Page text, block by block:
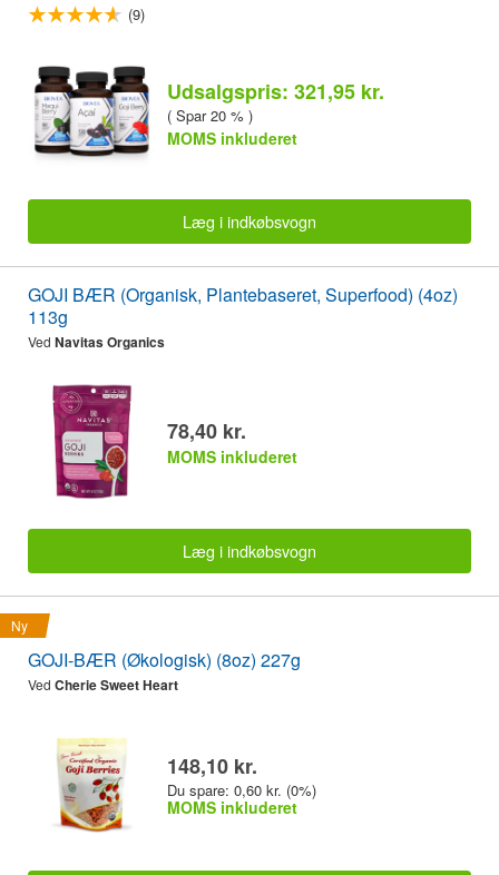
(9)
Udsalgspris: 321,95 kr.
( Spar 20 % )
MOMS inkluderet
Læg i indkøbsvogn
GOJI BÆR (Organisk, Plantebaseret, Superfood) (4oz)
113g
Ved Navitas Organics
78,40 kr.
MOMS inkluderet
Læg i indkøbsvogn
Ny
GOJI-BÆR (Økologisk) (8oz) 227g
Ved Cherie Sweet Heart
148,10 kr.
Du spare: 0,60 kr. (0%)
MOMS inkluderet